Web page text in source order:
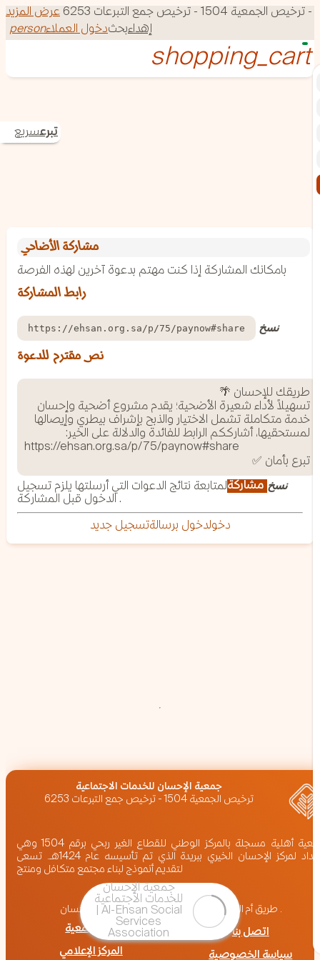
- ترخيص جمع التبرعات 6253
عرض المزيد
personدخول العملاءبحثإهداء
تبرعسريع
مشاركة الأضاحي
بامكانك المشاركة إذا كنت مهتم بدعوة آخرين لهذه الفرصة
رابط المشاركة
https://ehsan.org.sa/p/75/paynow#share نسخ
نص مقترح للدعوة
تسهيلاً لأداء شعيرة الأضحية؛ يقدم مشروع أضحية وإحسان
خدمة متكاملة تشمل الاختيار والذبح بإشراف بيطري وإيصالها
https://ehsan.org.sa/p/75/paynow#share
تبرع بأمان ✅
نسخ مشاركةلمتابعة نتائج الدعوات التي أرسلتها يلزم تسجيل
الدخول قبل المشاركة .
دخولدخول برسالةتسجيل جديد
‏جمعية الإحسان للخدمات الاجتماعية
ترخيص الجمعية 1504 - ترخيص جمع التبرعات 6253
جمعية أهلية مسجلة بالمركز الوطني للقطاع الغير ربحي برقم 1504 وهي
امتداد لمركز الإحسان الخيري ببريدة الذي تم تأسيسه عام 1424هـ. تسعى
لتقديم أنموذج لبناء مجتمع متكافل ومنتج
المملكة العربية السعودية,بريدة
طريق أم المؤمنين عائشة (رضي الله عنها) ، برج الإحسان .
عن الجمعية
المركز الإعلامي
اتصل بنا
سياسة الخصوصية